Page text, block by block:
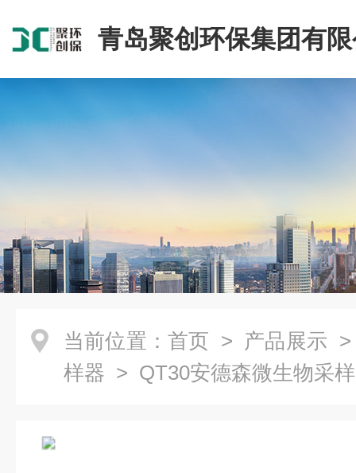
青岛聚创环保集团有
当前位置： 首页 > 产品展示
样器 > QT30安德森微生物采